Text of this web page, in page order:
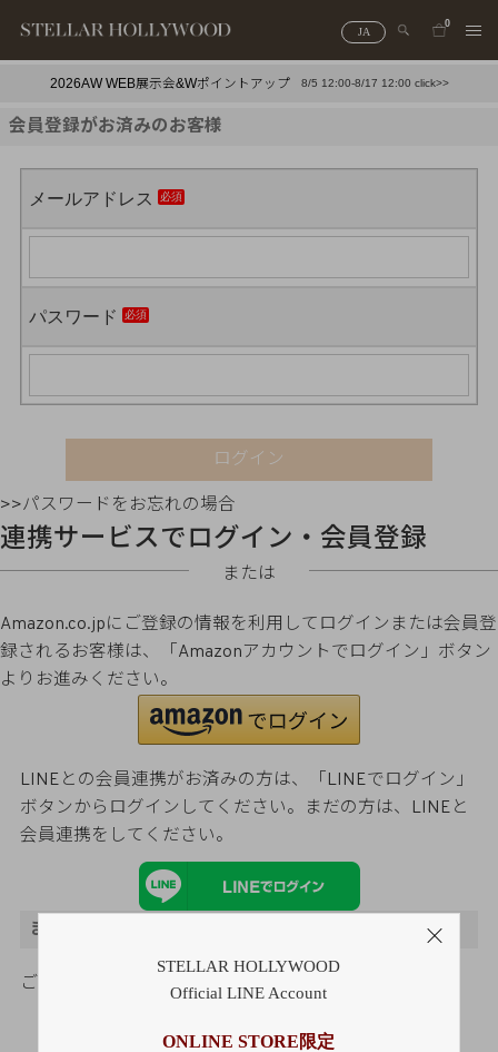
JA
0
2026AW WEB展示会&Wポイントアップ 8/5 12:00-8/17 12:00 click>>
会員登録がお済みのお客様
メールアドレス
パスワード
ログイン
>>パスワードをお忘れの場合
連携サービスでログイン・会員登録
または
Amazon.co.jpにご登録の情報を利用してログインまたは会員登
録されるお客様は、「Amazonアカウントでログイン」ボタン
よりお進みください。
LINEとの会員連携がお済みの方は、「LINEでログイン」
ボタンからログインしてください。まだの方は、
LINEと
会員連携をしてください。
まだご登録がお済みでないお客様
ご購入金額の3％をポイント還元
STELLAR HOLLYWOOD
Official LINE Account
ONLINE STORE限定